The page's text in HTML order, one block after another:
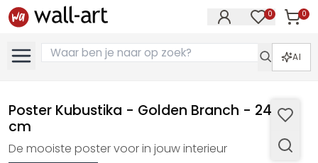
0 0
AI
Poster Kubustika - Golden Branch - 24x30
cm
De mooiste poster voor in jouw interieur